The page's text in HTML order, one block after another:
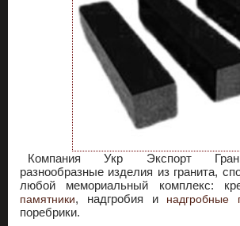
Компания Укр Экспорт
разнообразные изделия из гранита,
любой мемориальный комплекс:
памятники, надгробия и надгробные
поребрики.